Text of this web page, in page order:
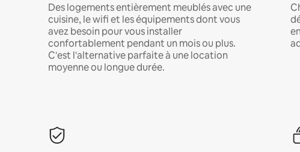
Des logements entièrement meublés avec une
cuisine, le wifi et les équipements dont vous
avez besoin pour vous installer
confortablement pendant un mois ou plus.
C'est l'alternative parfaite à une location
moyenne ou longue durée.